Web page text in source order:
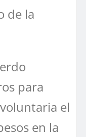
de la
para
el
en la